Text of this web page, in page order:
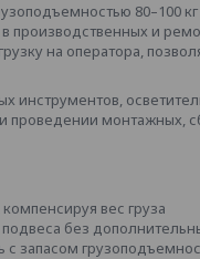
80–100
производственных и
на оператора,
инструментов,
проведении монтажных,
вес груза
без
запасом